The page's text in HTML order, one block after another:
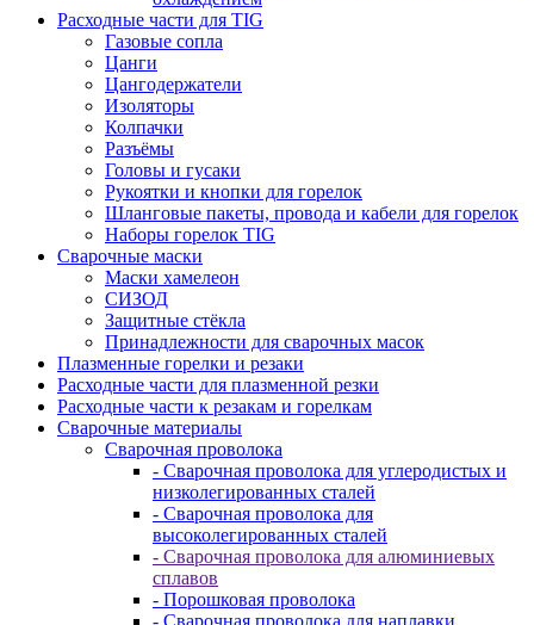
Расходные части для TIG
Газовые сопла
Цанги
Цангодержатели
Изоляторы
Колпачки
Разъёмы
Головы и гусаки
Рукоятки и кнопки для горелок
Шланговые пакеты, провода и кабели для горелок
Наборы горелок TIG
Сварочные маски
Маски хамелеон
СИЗОД
Защитные стёкла
Принадлежности для сварочных масок
Плазменные горелки и резаки
Расходные части для плазменной резки
Расходные части к резакам и горелкам
Сварочные материалы
Сварочная проволока
- Сварочная проволока для углеродистых и
низколегированных сталей
- Сварочная проволока для
высоколегированных сталей
- Сварочная проволока для алюминиевых
сплавов
- Порошковая проволока
- Сварочная проволока для наплавки